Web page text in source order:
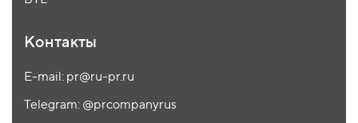
Контакты
E-mail: pr@ru-pr.ru
Telegram: @prcompanyrus